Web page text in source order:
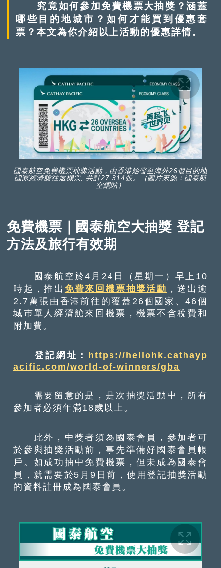
究竟如何參加免費機票大抽獎？涵蓋
哪些目的地城市？如何才能買到優惠套
票？本文為你介紹以上活動的優惠詳情。
國泰航空免費機票抽獎活動，由香港始發至海外26個目的地
國家經濟艙往返機票, 共計27,314張。（圖片來源：國泰航
空網站）
免費機票｜國泰航空大抽獎 登記
方法及旅行有效期
國泰航空於4月24日（星期一）早上10
時起，推出 免費來回機票抽獎活動 ，送出逾
2.7萬張由香港前往的覆蓋26個國家、46個
城巿單人經濟艙來回機票，機票不含稅費和
附加費。
登記網址： https://hellohk.cathayp
acific.com/world-of-winners/gba
需要留意的是，是次抽獎活動中，所有
參加者必須年滿18歲以上。
此外，中獎者須為國泰會員，參加者可
於參與抽獎活動前，事先準備好國泰會員帳
戶。如成功抽中免費機票，但未成為國泰會
員，就需要於5月9日前，使用登記抽獎活動
的資料註冊成為國泰會員。